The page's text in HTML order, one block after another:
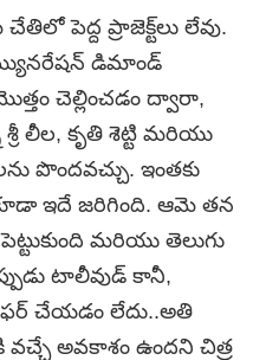
పెద్ద ప్రాజెక్ట్‌లు లేవు.
డిమాండ్
చెల్లించడం ద్వారా,
లీల, కృతి శెట్టి మరియు
పొందవచ్చు. ఇంతకు
ఇదే జరిగింది. ఆమె తన
మరియు తెలుగు
టాలీవుడ్ కానీ,
చేయడం లేదు..అతి
అవకాశం ఉందని చిత్ర